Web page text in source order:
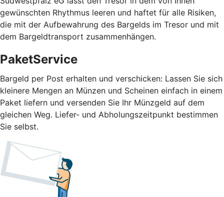
gewünschten Rhythmus leeren und haftet für alle Risiken,
die mit der Aufbewahrung des Bargelds im Tresor und mit
dem Bargeldtransport zusammenhängen.
PaketService
Bargeld per Post erhalten und verschicken: Lassen Sie sich
kleinere Mengen an Münzen und Scheinen einfach in einem
Paket liefern und versenden Sie Ihr Münzgeld auf dem
gleichen Weg. Liefer- und Abholungszeitpunkt bestimmen
Sie selbst.